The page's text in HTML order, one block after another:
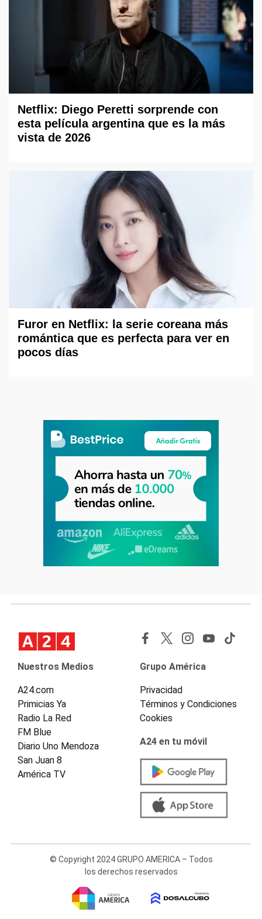
Netflix: Diego Peretti sorprende con
esta película argentina que es la más
vista de 2026
Furor en Netflix: la serie coreana más
romántica que es perfecta para ver en
pocos días
Nuestros Medios
A24.com
Primicias Ya
Radio La Red
FM Blue
Diario Uno Mendoza
San Juan 8
América TV
Grupo América
Privacidad
Términos y Condiciones
Cookies
A24 en tu móvil
© Copyright 2024 GRUPO AMERICA – Todos
los derechos reservados